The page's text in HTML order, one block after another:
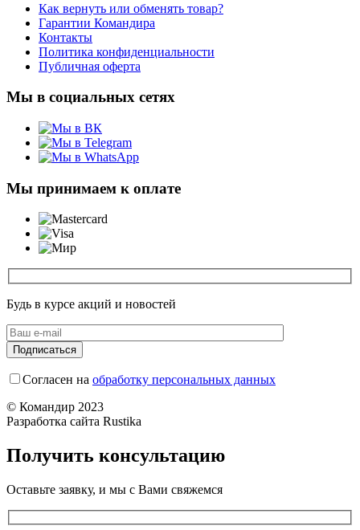
Как вернуть или обменять товар?
Гарантии Командира
Контакты
Политика конфиденциальности
Публичная оферта
Мы в социальных сетях
Мы принимаем к оплате
Будь в курсе акций и новостей
Согласен на обработку персональных данных
© Командир 2023
Разработка сайта Rustika
Получить консультацию
Оставьте заявку, и мы с Вами свяжемся